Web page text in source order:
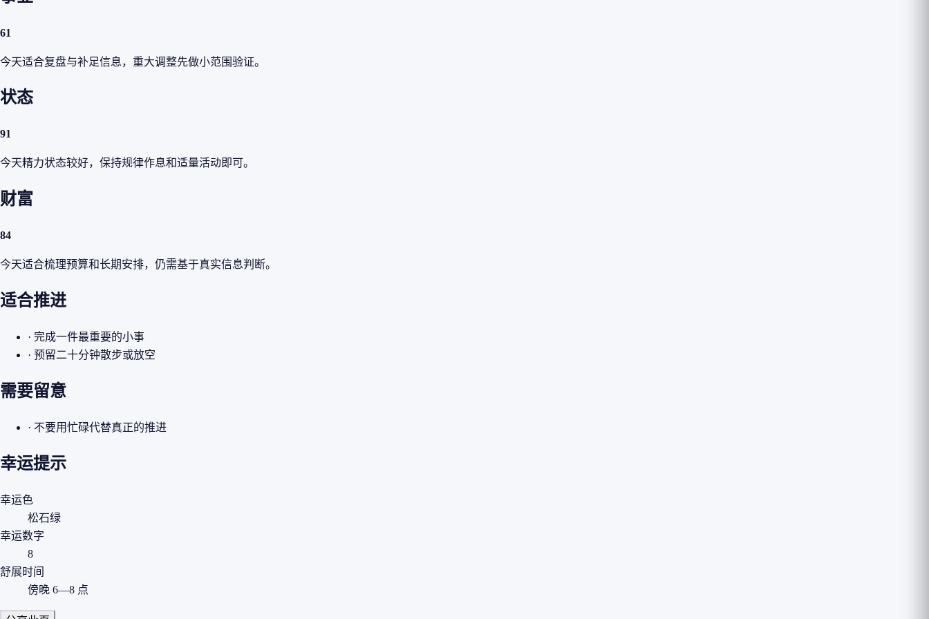
61
今天适合复盘与补足信息，重大调整先做小范围验证。
状态
91
今天精力状态较好，保持规律作息和适量活动即可。
财富
84
今天适合梳理预算和长期安排，仍需基于真实信息判断。
适合推进
· 完成一件最重要的小事
· 预留二十分钟散步或放空
需要留意
· 不要用忙碌代替真正的推进
幸运提示
幸运色
松石绿
幸运数字
8
舒展时间
傍晚 6—8 点